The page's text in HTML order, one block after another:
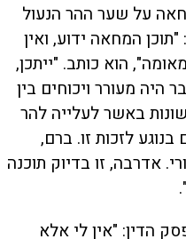
על שער ההר הנעול
המחאה ידוע, ואין
הוא כותב. "ייתכן,
היה מעורר ויכוחים בין
באשר לעלייה להר
לזכות זו. ברם,
אדרבה, זו בדיוק תוכנה
הדין: "אין לי אלא